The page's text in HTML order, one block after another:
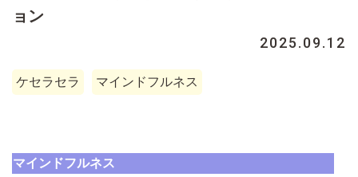
ョン
2025.09.12
ケセラセラ マインドフルネス
マインドフルネス